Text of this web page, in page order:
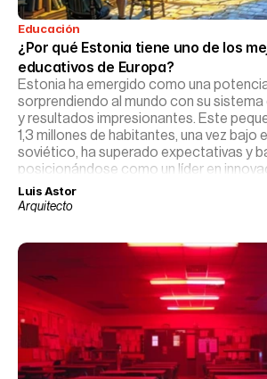
Educación
¿Por qué Estonia tiene uno de los
educativos de Europa?
Estonia ha emergido como una
sorprendiendo al mundo con su
y resultados impresionantes. Este
1,3 millones de habitantes, una vez bajo
soviético, ha superado expectativas y
posicionándose como un líder en
tecnológica. A través de una mezcla de
progresistas, inversión en educación
estudiado por educadores y políticos de
Luis Astor
Arquitecto